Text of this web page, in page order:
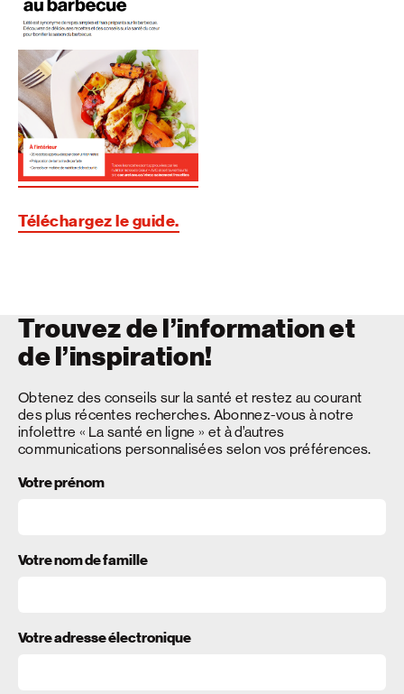
Téléchargez le guide.
Trouvez de l’information et
de l’inspiration!
Obtenez des conseils sur la santé et restez au courant
des plus récentes recherches. Abonnez-vous à notre
infolettre « La santé en ligne » et à d’autres
communications personnalisées selon vos préférences.
Votre prénom
Votre nom de famille
Votre adresse électronique